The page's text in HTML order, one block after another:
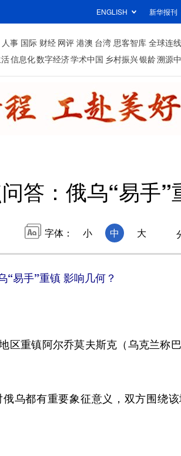
ENGLISH 新华报刊
人事 国际 财经 网评 港澳 台湾 思客智库 全球连线
信息化数字经济学术中国 乡村振兴银龄溯源
答：俄乌“易手”
字体： 小 中 大
“易手”重镇 影响几何？
重镇阿尔乔莫夫斯克（乌克兰称
都有重要象征意义，双方围绕